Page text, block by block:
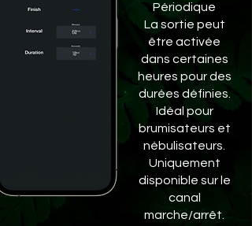
Périodique
La sortie peut
être activée
dans certaines
heures pour des
durées définies.
Idéal pour
brumisateurs et
nébulisateurs.
Uniquement
disponible sur le
canal
marche/arrêt.